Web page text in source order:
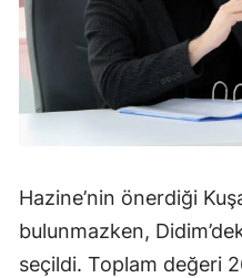
Hazine’nin önerdiği
bulunmazken,
seçildi. Toplam değeri